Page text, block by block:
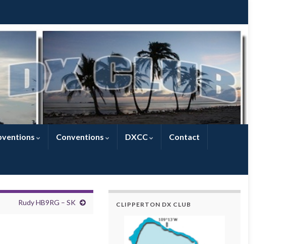
Conventions DXCC Contact
Rudy HB9RG – SK CLIPPERTON DX CLUB